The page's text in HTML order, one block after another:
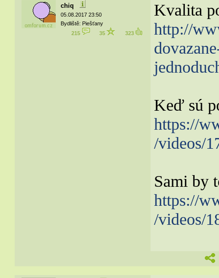
chiq
05.08.2017 23:50
Bydliště: Piešťany
215
35 323
Kvalita
http://
Keď sú
https://
/videos/
Sami by
https://
/videos/